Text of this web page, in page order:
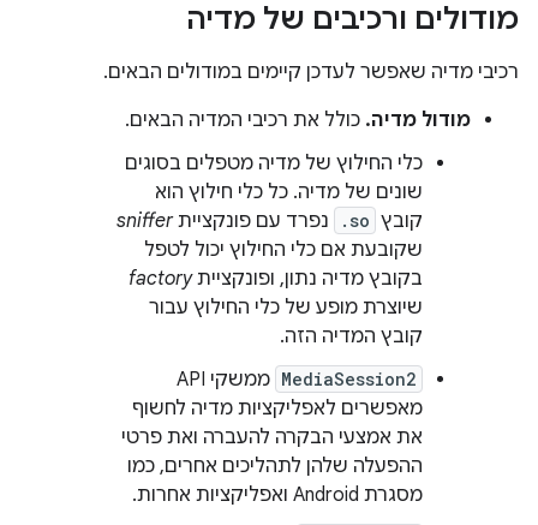
מודולים ורכיבים של מדיה
רכיבי מדיה שאפשר לעדכן קיימים במודולים הבאים.
מודול מדיה. כולל את רכיבי המדיה הבאים.
כלי החילוץ של מדיה מטפלים בסוגים
שונים של מדיה. כל כלי חילוץ הוא
קובץ .so נפרד עם פונקצייתsniffer
שקובעת אם כלי החילוץ יכול לטפל
בקובץ מדיה נתון, ופונקצייתfactory
שיוצרת מופע של כלי החילוץ עבור
קובץ המדיה הזה.
MediaSession2
ממשקי API
מאפשרים לאפליקציות מדיה לחשוף
את אמצעי הבקרה להעברה ואת פרטי
ההפעלה שלהן לתהליכים אחרים, כמו
מסגרת Android ואפליקציות אחרות.